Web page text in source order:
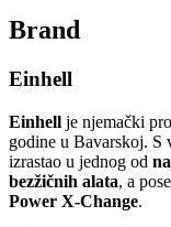
Brand
Einhell
Einhell je njemački
godine u Bavarskoj. S
izrastao u jednog od
bezžičnih alata, a
Power X‑Change.